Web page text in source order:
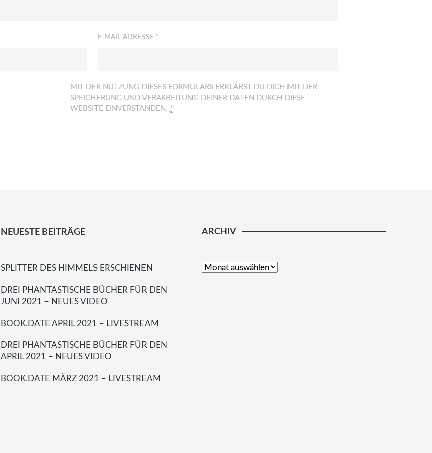
E-MAIL-ADRESSE *
MIT DER NUTZUNG DIESES FORMULARS ERKLÄRST DU DICH MIT DER
SPEICHERUNG UND VERARBEITUNG DEINER DATEN DURCH DIESE
WEBSITE EINVERSTANDEN. *
NEUESTE BEITRÄGE
SPLITTER DES HIMMELS ERSCHIENEN
DREI PHANTASTISCHE BÜCHER FÜR DEN
JUNI 2021 – NEUES VIDEO
BOOK.DATE APRIL 2021 – LIVESTREAM
DREI PHANTASTISCHE BÜCHER FÜR DEN
APRIL 2021 – NEUES VIDEO
BOOK.DATE MÄRZ 2021 – LIVESTREAM
ARCHIV